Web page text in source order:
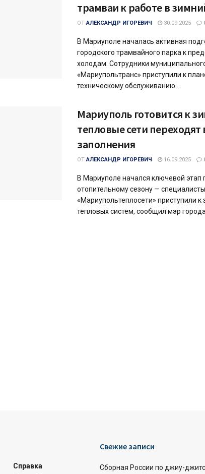
трамваи к работе в
ОТ АЛЕКСАНДР ИГОРЕВИЧ 30.09.2025
В Мариуполе началась активная
городского трамвайного парка к
холодам. Сотрудники
«Мариупольтранс» приступили к
техническому обслуживанию ...
Мариуполь готовится к
тепловые сети
заполнения
ОТ АЛЕКСАНДР ИГОРЕВИЧ 16.09.2025
В Мариуполе начался ключевой этап
отопительному сезону — специалисты
«Мариупольтеплосети» приступили к
тепловых систем, сообщил мэр города
Справка
Свежие записи
Сборная России по джиу-